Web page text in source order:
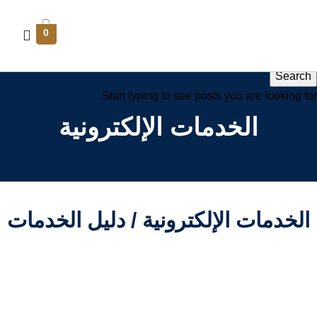
0
الخدمات الإلكترونية
الخدمات الإلكترونية / دليل الخدمات
Search
Start typing to see posts you are looking for.